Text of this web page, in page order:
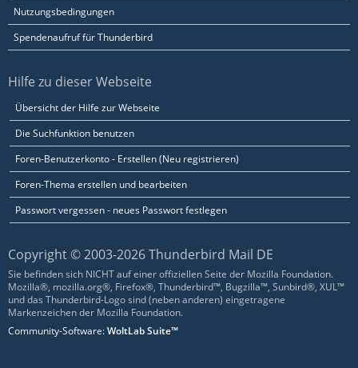
Nutzungsbedingungen
Spendenaufruf für Thunderbird
Hilfe zu dieser Webseite
Übersicht der Hilfe zur Webseite
Die Suchfunktion benutzen
Foren-Benutzerkonto - Erstellen (Neu registrieren)
Foren-Thema erstellen und bearbeiten
Passwort vergessen - neues Passwort festlegen
Copyright © 2003-2026 Thunderbird Mail DE
Sie befinden sich NICHT auf einer offiziellen Seite der Mozilla Foundation.
Mozilla®, mozilla.org®, Firefox®, Thunderbird™, Bugzilla™, Sunbird®, XUL™
und das Thunderbird-Logo sind (neben anderen) eingetragene
Markenzeichen der Mozilla Foundation.
Community-Software:WoltLab Suite™